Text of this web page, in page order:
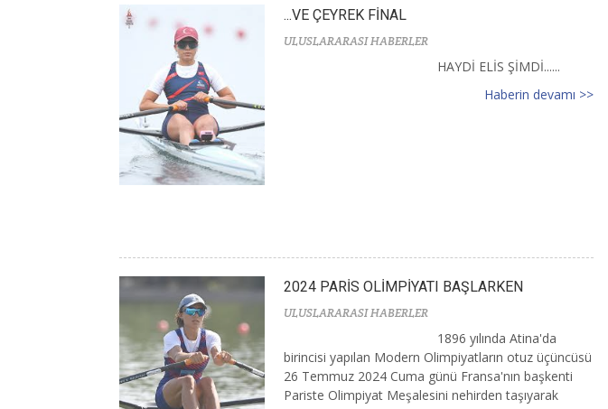
...VE ÇEYREK FİNAL
ULUSLARARASI HABERLER
HAYDİ ELİS ŞİMDİ......
Haberin devamı >>
2024 PARİS OLİMPİYATI BAŞLARKEN
ULUSLARARASI HABERLER
1896 yılında Atina'da
birincisi yapılan Modern Olimpiyatların otuz üçüncüsü
26 Temmuz 2024 Cuma günü Fransa'nın başkenti
Pariste Olimpiyat Meşalesini nehirden taşıyarak